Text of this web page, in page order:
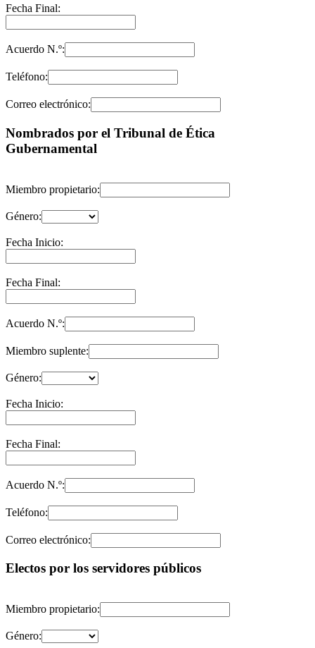
Fecha Final:
Acuerdo N.º:
Teléfono:
Correo electrónico:
Nombrados por el Tribunal de Ética
Gubernamental
Miembro propietario:
Género:
Fecha Inicio:
Fecha Final:
Acuerdo N.º:
Miembro suplente:
Género:
Fecha Inicio:
Fecha Final:
Acuerdo N.º:
Teléfono:
Correo electrónico:
Electos por los servidores públicos
Miembro propietario:
Género: